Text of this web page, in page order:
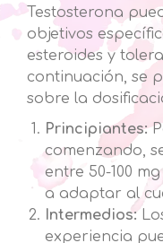
Testosterona
objetivos
esteroides y
continuación, se
sobre la
Principiantes:
comenzando,
entre 50-100
a adaptar al
Intermedios:
experiencia